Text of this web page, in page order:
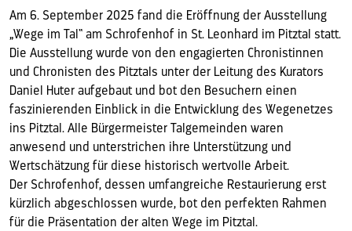
Am 6. September 2025 fand die Eröffnung der Ausstellung
„Wege im Tal“ am Schrofenhof in St. Leonhard im Pitztal statt.
Die Ausstellung wurde von den engagierten Chronistinnen
und Chronisten des Pitztals unter der Leitung des Kurators
Daniel Huter aufgebaut und bot den Besuchern einen
faszinierenden Einblick in die Entwicklung des Wegenetzes
ins Pitztal. Alle Bürgermeister Talgemeinden waren
anwesend und unterstrichen ihre Unterstützung und
Wertschätzung für diese historisch wertvolle Arbeit.
Der Schrofenhof, dessen umfangreiche Restaurierung erst
kürzlich abgeschlossen wurde, bot den perfekten Rahmen
für die Präsentation der alten Wege im Pitztal.